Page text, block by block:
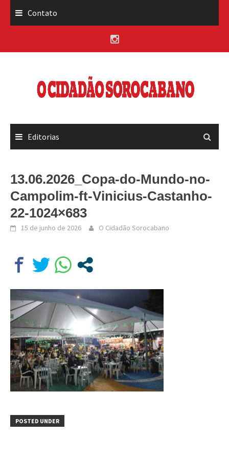
Contato
Editorias
13.06.2026_Copa-do-Mundo-no-
Campolim-ft-Vinicius-Castanho-
22-1024×683
15 de junho de 2026 O Cidadão Sorocabano
POSTED UNDER